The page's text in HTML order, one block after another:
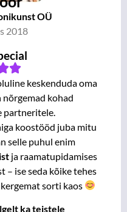
OÜ
2018
keskenduda oma
kohad
partneritele.
koostööd juba mitu
selle puhul enim
ja raamatupidamises
– ise seda kõike tehes
sorti kaos
ka teistele